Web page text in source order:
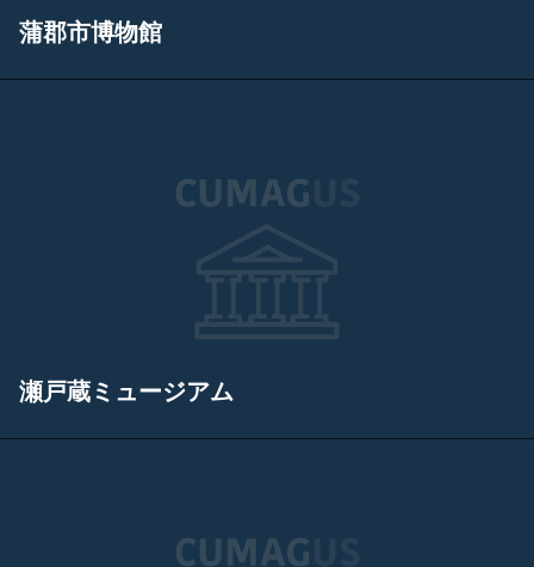
蒲郡市博物館
瀬戸蔵ミュージアム